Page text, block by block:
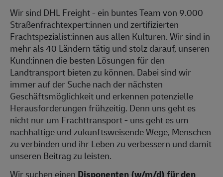
Wir sind DHL Freight - ein buntes Team von 9.000
Straßenfrachtexpert:innen und zertifizierten
Frachtspezialist:innen aus allen Kulturen. Wir sind in
mehr als 40 Ländern tätig und stolz darauf, unseren
Kund:innen die besten Lösungen für den
Landtransport bieten zu können. Dabei sind wir
immer auf der Suche nach der nächsten
Geschäftsmöglichkeit und erkennen potenzielle
Herausforderungen frühzeitig. Denn uns geht es
nicht nur um Frachttransport - uns geht es um
nachhaltige und zukunftsweisende Wege, Menschen
zu verbinden und ihr Leben zu verbessern und damit
unseren Beitrag zu leisten.
Wir suchen einen Disponenten (w/m/d) für den